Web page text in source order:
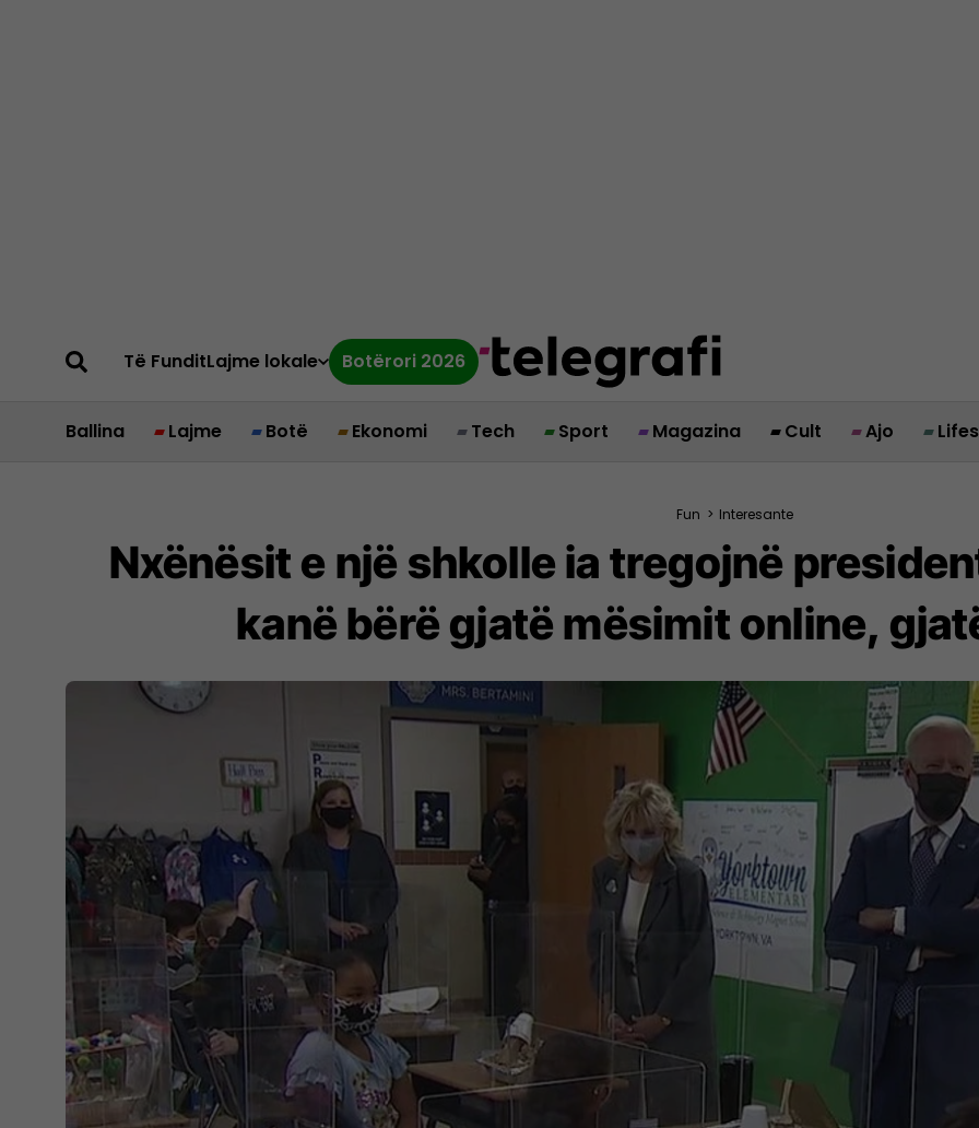
Të FunditLajme lokale Botërori 2026
Ballina Lajme Botë Ekonomi Tech Sport Magazina Cult Ajo
Fun > Interesante
Nxënësit e një shkolle ia tregojnë
kanë bërë gjatë mësimit online,